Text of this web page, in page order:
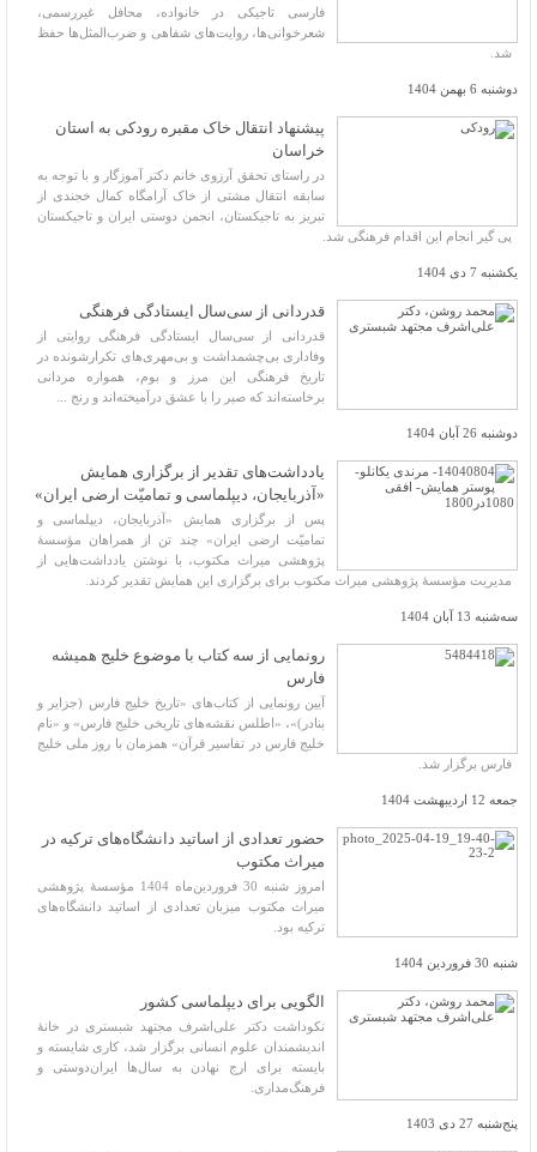
فارسی تاجیکی در خانواده، محافل غیررسمی،
شعرخوانی‌ها، روایت‌های شفاهی و ضرب‌المثل‌ها حفظ
شد.
دوشنبه 6 بهمن 1404
پیشنهاد انتقال خاک مقبره رودکی به استان
خراسان
در راستای تحقق آرزوی خانم دکتر آموزگار و با توجه به
سابقه انتقال مشتی از خاک آرامگاه کمال خجندی از
تبریز به تاجیکستان، انجمن دوستی ایران و تاجیکستان
پی گیر انجام این اقدام فرهنگی شد.
یکشنبه 7 دی 1404
قدردانی از سی‌سال ایستادگی فرهنگی
قدردانی از سی‌سال ایستادگی فرهنگی روایتی از
وفاداری بی‌چشمداشت و بی‌مهری‌های تکرارشونده در
تاریخ فرهنگی این مرز و بوم، همواره مردانی
برخاسته‌اند که صبر را با عشق درآمیخته‌اند و رنج ...
دوشنبه 26 آبان 1404
یادداشت‌های تقدیر از برگزاری همایش
«آذربایجان، دیپلماسی و تمامیّت ارضی ایران»
پس از برگزاری همایش «آذربایجان، دیپلماسی و
تمامیّت ارضی ایران» چند تن از همراهان مؤسسۀ
پژوهشی میراث مکتوب، با نوشتن یادداشت‌هایی از
مدیریت مؤسسۀ پژوهشی میراث مکتوب برای برگزاری این همایش تقدیر کردند.
سه‌شنبه 13 آبان 1404
رونمایی از سه کتاب با موضوع خلیج همیشه
فارس
آیین رونمایی از کتاب‌های «تاریخ خلیج فارس (جزایر و
بنادر)»، «اطلس نقشه‌های تاریخی خلیج فارس» و «نام
خلیج فارس در تفاسیر قرآن» همزمان با روز ملی خلیج
فارس برگزار شد.
جمعه 12 اردیبهشت 1404
حضور تعدادی از اساتید دانشگاه‌های ترکیه در
میراث مکتوب
امروز شنبه 30 فروردین‌ماه 1404 مؤسسۀ پژوهشی
میراث مکتوب میزبان تعدادی از اساتید دانشگاه‌های
ترکیه بود.
شنبه 30 فروردین 1404
الگویی برای دیپلماسی کشور
نکوداشت دکتر علی‌اشرف مجتهد شبستری در خانهٔ
اندیشمندان علوم انسانی برگزار شد، کاری شایسته و
بایسته برای ارج نهادن به سال‌ها ایران‌دوستی و
فرهنگ‌مداری.
پنج‌شنبه 27 دی 1403